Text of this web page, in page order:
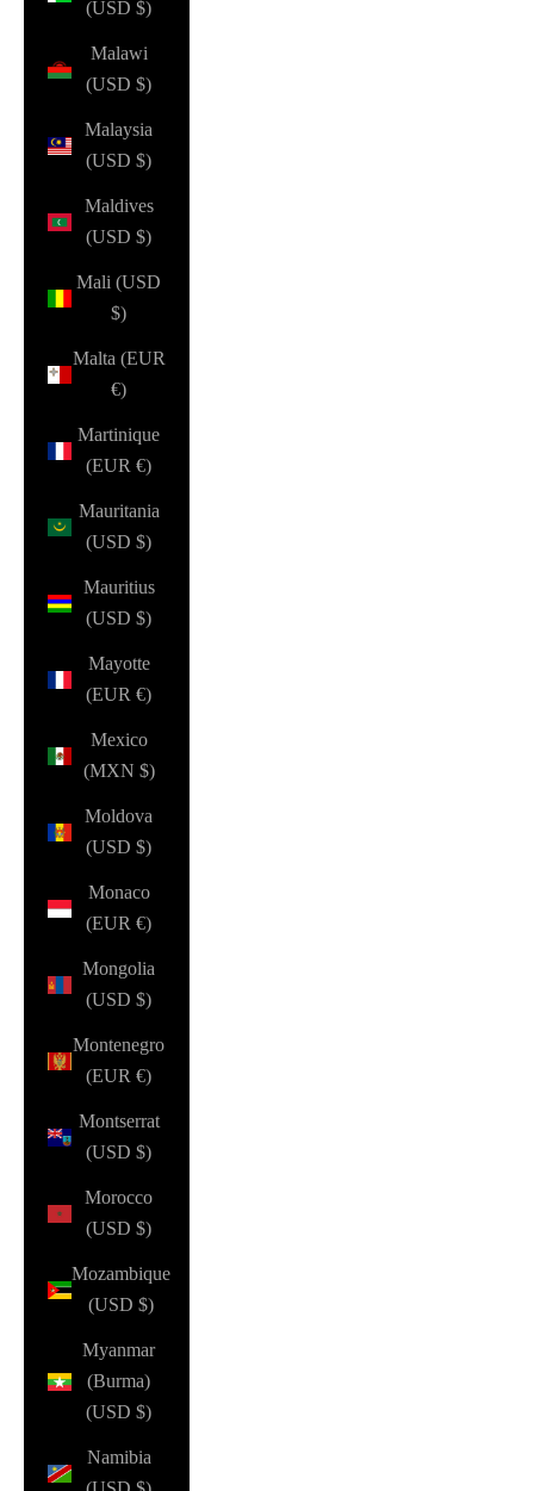
(USD $)
Malawi
(USD $)
Malaysia
(USD $)
Maldives
(USD $)
Mali (USD
$)
Malta (EUR
€)
Martinique
(EUR €)
Mauritania
(USD $)
Mauritius
(USD $)
Mayotte
(EUR €)
Mexico
(MXN $)
Moldova
(USD $)
Monaco
(EUR €)
Mongolia
(USD $)
Montenegro
(EUR €)
Montserrat
(USD $)
Morocco
(USD $)
Mozambique
(USD $)
Myanmar
(Burma)
(USD $)
Namibia